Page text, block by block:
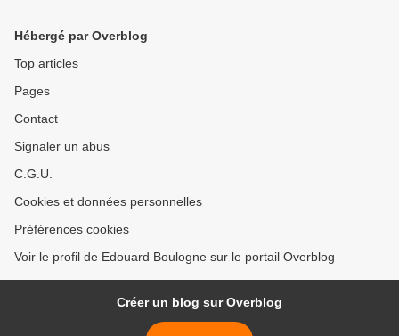
Hébergé par Overblog
Top articles
Pages
Contact
Signaler un abus
C.G.U.
Cookies et données personnelles
Préférences cookies
Voir le profil de Edouard Boulogne sur le portail Overblog
Créer un blog sur Overblog